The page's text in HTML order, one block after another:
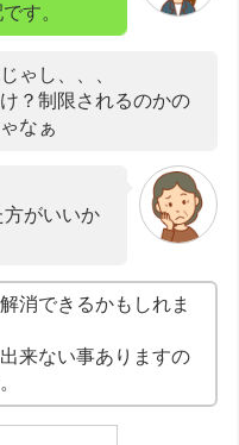
す。
ゃし、、、
？制限されるのかの
なぁ
がいいか
消できるかもしれま
来ない事ありますの